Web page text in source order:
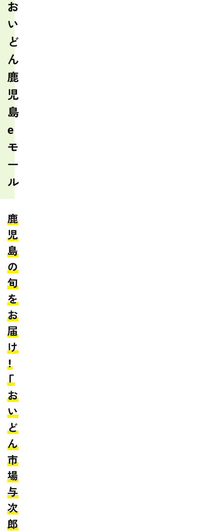
お
い
ど
ん
鹿
児
島
e
モ
ー
ル
鹿
児
島
の
旬
を
お
届
け
！
「
お
い
ど
ん
市
場
与
次
郎